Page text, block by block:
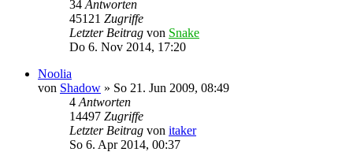
34 Antworten
45121 Zugriffe
Letzter Beitrag von Snake
Do 6. Nov 2014, 17:20
Noolia
von Shadow » So 21. Jun 2009, 08:49
4 Antworten
14497 Zugriffe
Letzter Beitrag von itaker
So 6. Apr 2014, 00:37